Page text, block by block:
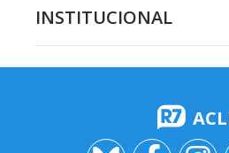
INSTITUCIONAL